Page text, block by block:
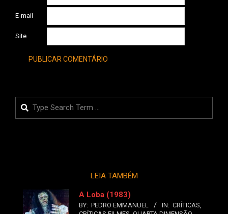
E-mail
Site
Search
LEIA TAMBÉM
A Loba (1983)
BY: PEDRO EMMANUEL IN: CRÍTICAS,